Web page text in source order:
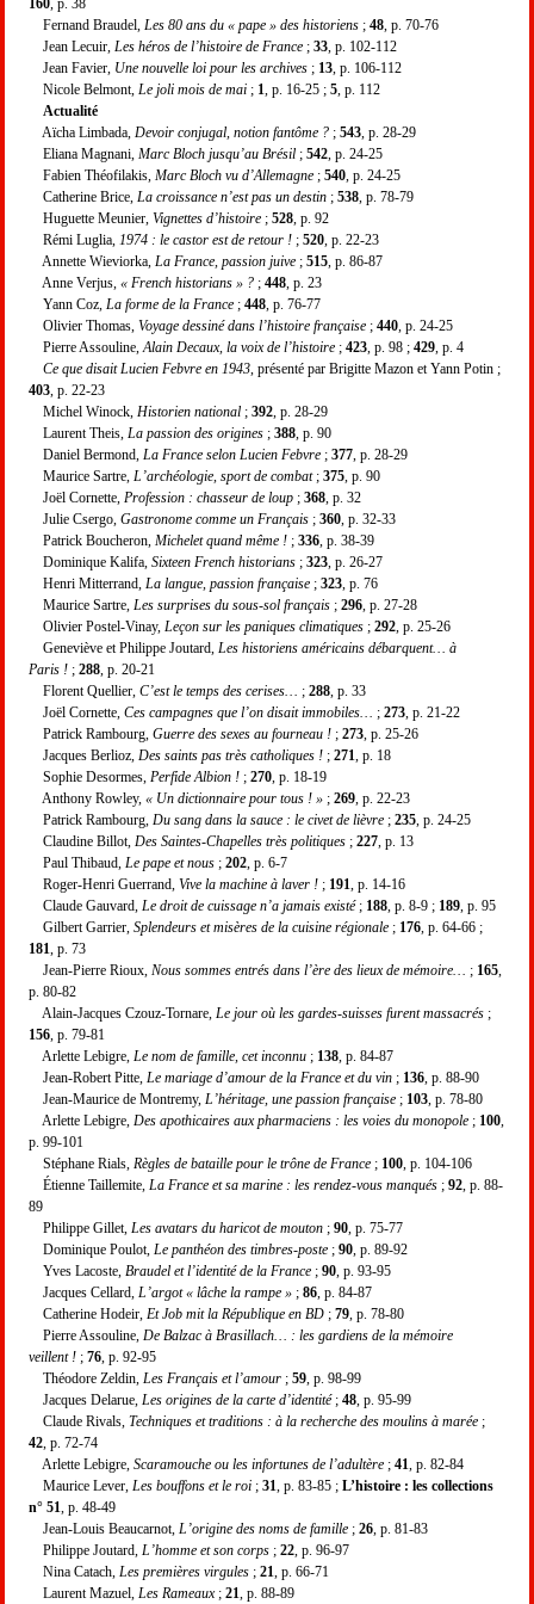
Fernand Braudel, Les 80 ans du « pape » des historiens ; 48 , p. 70-76
Jean Lecuir, Les héros de l’histoire de France ; 33 , p. 102-112
Jean Favier, Une nouvelle loi pour les archives ; 13 , p. 106-112
Nicole Belmont, Le joli mois de mai ; 1 , p. 16-25 ; 5 , p. 112
Actualité
Aïcha Limbada, Devoir conjugal, notion fantôme ? ; 543 , p. 28-29
Eliana Magnani, Marc Bloch jusqu’au Brésil ; 542 , p. 24-25
Fabien Théofilakis, Marc Bloch vu d’Allemagne ; 540 , p. 24-25
Catherine Brice, La croissance n’est pas un destin ; 538 , p. 78-79
Huguette Meunier, Vignettes d’histoire ; 528 , p. 92
Rémi Luglia, 1974 : le castor est de retour ! ; 520 , p. 22-23
Annette Wieviorka, La France, passion juive ; 515 , p. 86-87
Anne Verjus, « French historians » ? ; 448 , p. 23
Yann Coz, La forme de la France ; 448 , p. 76-77
Olivier Thomas, Voyage dessiné dans l’histoire française ; 440 , p. 24-25
Pierre Assouline, Alain Decaux, la voix de l’histoire ; 423 , p. 98 ; 429 , p. 4
Ce que disait Lucien Febvre en 1943 , présenté par Brigitte Mazon et Yann Potin ;
403 , p. 22-23
Michel Winock, Historien national ; 392 , p. 28-29
Laurent Theis, La passion des origines ; 388 , p. 90
Daniel Bermond, La France selon Lucien Febvre ; 377 , p. 28-29
Maurice Sartre, L’archéologie, sport de combat; 375 , p. 90
Joël Cornette, Profession : chasseur de loup ; 368 , p. 32
Julie Csergo, Gastronome comme un Français ; 360 , p. 32-33
Patrick Boucheron, Michelet quand même ! ; 336 , p. 38-39
Dominique Kalifa, Sixteen French historians ; 323 , p. 26-27
Henri Mitterrand, La langue, passion française ; 323 , p. 76
Maurice Sartre, Les surprises du sous-sol français ; 296 , p. 27-28
Olivier Postel-Vinay, Leçon sur les paniques climatiques ; 292 , p. 25-26
Geneviève et Philippe Joutard, Les historiens américains débarquent… à
Paris ! ; 288 , p. 20-21
Florent Quellier, C’est le temps des cerises… ; 288 , p. 33
Joël Cornette, Ces campagnes que l’on disait immobiles… ; 273 , p. 21-22
Patrick Rambourg, Guerre des sexes au fourneau ! ; 273 , p. 25-26
Jacques Berlioz, Des saints pas très catholiques ! ; 271 , p. 18
Sophie Desormes, Perfide Albion ! ; 270 , p. 18-19
Anthony Rowley, « Un dictionnaire pour tous ! » ; 269 , p. 22-23
Patrick Rambourg, Du sang dans la sauce : le civet de lièvre ; 235 , p. 24-25
Claudine Billot, Des Saintes-Chapelles très politiques ; 227 , p. 13
Paul Thibaud, Le pape et nous ; 202 , p. 6-7
Roger-Henri Guerrand, Vive la machine à laver ! ; 191 , p. 14-16
Claude Gauvard, Le droit de cuissage n’a jamais existé; 188 , p. 8-9 ; 189 , p. 95
Gilbert Garrier, Splendeurs et misères de la cuisine régionale ; 176 , p. 64-66 ;
181 , p. 73
Jean-Pierre Rioux, Nous sommes entrés dans l’ère des lieux de mémoire… ; 165
p. 80-82
Alain-Jacques Czouz-Tornare, Le jour où les gardes-suisses furent massacrés ;
156 , p. 79-81
Arlette Lebigre, Le nom de famille, cet inconnu ; 138 , p. 84-87
Jean-Robert Pitte, Le mariage d’amour de la France et du vin ; 136 , p. 88-90
Jean-Maurice de Montremy, L’héritage, une passion française ; 103 , p. 78-80
Arlette Lebigre, Des apothicaires aux pharmaciens : les voies du monopole ; 100
p. 99-101
Stéphane Rials, Règles de bataille pour le trône de France ; 100 , p. 104-106
Étienne Taillemite, La France et sa marine : les rendez-vous manqués ; 92 , p. 88-
89
Philippe Gillet, Les avatars du haricot de mouton ; 90 , p. 75-77
Dominique Poulot, Le panthéon des timbres-poste ; 90 , p. 89-92
Yves Lacoste, Braudel et l’identité de la France ; 90 , p. 93-95
Jacques Cellard, L’argot « lâche la rampe » ; 86 , p. 84-87
Catherine Hodeir, Et Job mit la République en BD ; 79 , p. 78-80
Pierre Assouline, De Balzac à Brasillach… : les gardiens de la mémoire
veillent ! ; 76 , p. 92-95
Théodore Zeldin, Les Français et l’amour ; 59 , p. 98-99
Jacques Delarue, Les origines de la carte d’identité; 48 , p. 95-99
Claude Rivals, Techniques et traditions : à la recherche des moulins à marée ;
42 , p. 72-74
Arlette Lebigre, Scaramouche ou les infortunes de l’adultère ; 41 , p. 82-84
Maurice Lever, Les bouffons et le roi ; 31 , p. 83-85 ; L’histoire : les collections
n° 51 , p. 48-49
Jean-Louis Beaucarnot, L’origine des noms de famille ; 26 , p. 81-83
Philippe Joutard, L’homme et son corps ; 22 , p. 96-97
Nina Catach, Les premières virgules ; 21 , p. 66-71
Laurent Mazuel, Les Rameaux; 21 , p. 88-89